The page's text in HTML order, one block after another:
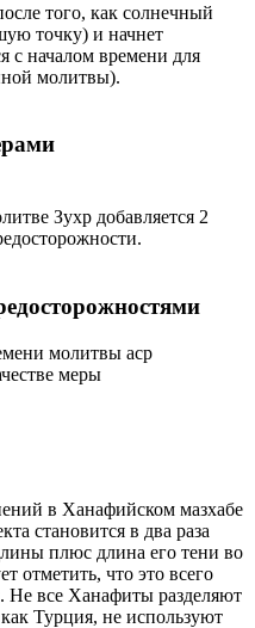
того, как солнечный
точку) и начнет
с началом времени для
молитвы).
Зухр добавляется 2
молитвы аср
меры
в Ханафийском мазхабе
становится в два раза
плюс длина его тени во
отметить, что это всего
все Ханафиты разделяют
Турция, не используют